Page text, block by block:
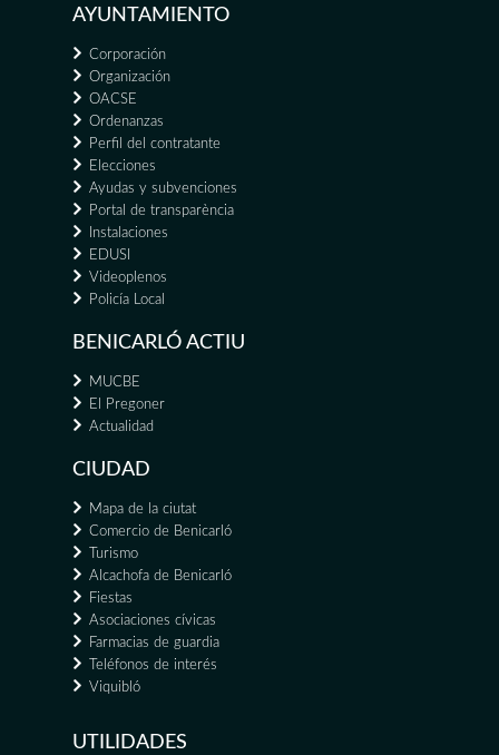
AYUNTAMIENTO
Corporación
Organización
OACSE
Ordenanzas
Perfil del contratante
Elecciones
Ayudas y subvenciones
Portal de transparència
Instalaciones
EDUSI
Videoplenos
Policía Local
BENICARLÓ ACTIU
MUCBE
El Pregoner
Actualidad
CIUDAD
Mapa de la ciutat
Comercio de Benicarló
Turismo
Alcachofa de Benicarló
Fiestas
Asociaciones cívicas
Farmacias de guardia
Teléfonos de interés
Viquibló
UTILIDADES